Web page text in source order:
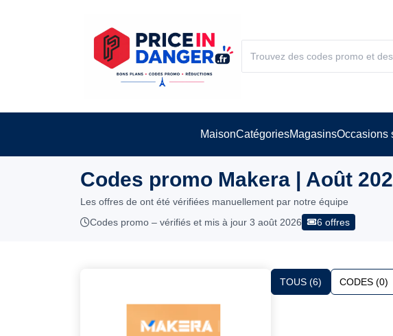
MaisonCatégoriesMagasinsOccasions
Codes promo Makera | Août
Les offres de ont été vérifiées manuellement par notre équipe
Codes promo – vérifiés et mis à jour 3 août 2026
6 offres
TOUS (6) CODES (0)